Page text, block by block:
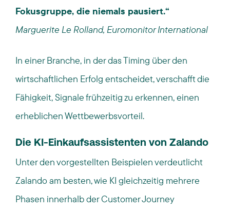
Fokusgruppe, die niemals pausiert.“
Marguerite Le Rolland, Euromonitor International
In einer Branche, in der das Timing über den
wirtschaftlichen Erfolg entscheidet, verschafft die
Fähigkeit, Signale frühzeitig zu erkennen, einen
erheblichen Wettbewerbsvorteil.
Die KI-Einkaufsassistenten von Zalando
Unter den vorgestellten Beispielen verdeutlicht
Zalando am besten, wie KI gleichzeitig mehrere
Phasen innerhalb der Customer Journey